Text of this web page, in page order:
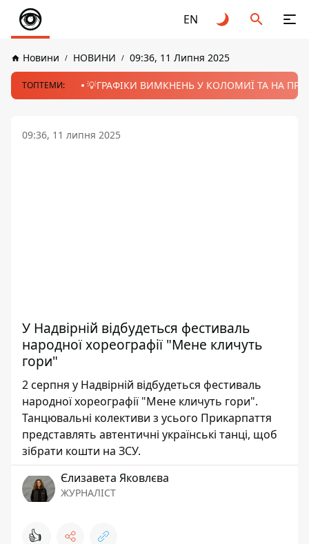
EN
Новини НОВИНИ 09:36, 11 Липня 2025
ТОПТЕМИ: 💡ГРАФІКИ ВИМКНЕНЬ У КОЛОМИЇ ТА НА
09:36, 11 липня 2025
У Надвірній відбудеться фестиваль
народної хореографії "Мене кличуть
гори"
2 серпня у Надвірній відбудеться фестиваль
народної хореографії "Мене кличуть гори".
Танцювальні колективи з усього Прикарпаття
представлять автентичні українські танці, щоб
зібрати кошти на ЗСУ.
Єлизавета Яковлєва
ЖУРНАЛІСТ
👍